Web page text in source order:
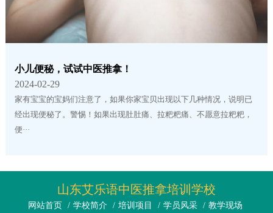
小儿便秘，试试中医推拿！
2024-02-29
家有宝宝的宝妈们注意了，如果你家宝贝出现以下几种情况，说明已
经出现便秘了。警惕！如果出现肚肚痛、拉粑粑痛、不愿意拉粑粑，
便···
山东艾乐语中医推拿培训学校
网站首页 / 学校简介 / 培训项目 / 学员风采 / 教学现场